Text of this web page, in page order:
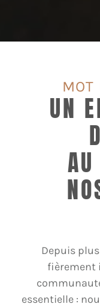
MOT
UN
Depuis
fièrement
essentielle :